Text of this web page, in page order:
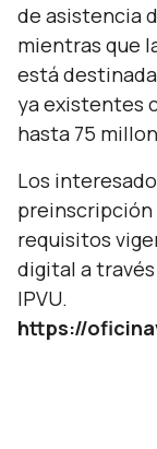
de asistencia
mientras que
está
ya existentes
hasta 75
Los
requisitos
digital a través
IPVU.
https://